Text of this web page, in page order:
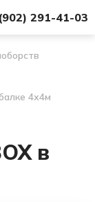
291-41-03
4х4м
в